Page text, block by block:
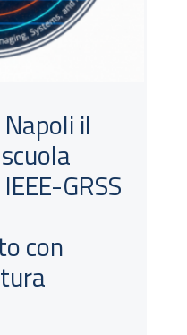
il
GRSS
con